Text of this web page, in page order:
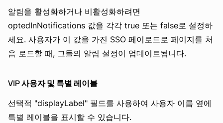
알림을 활성화하거나 비활성화하려면
optedInNotifications 값을 각각 true 또는 false로 설정하
세요. 사용자가 이 값을 가진 SSO 페이로드로 페이지를 처
음 로드할 때, 그들의 알림 설정이 업데이트됩니다.
VIP 사용자 및 특별 레이블
선택적 "displayLabel" 필드를 사용하여 사용자 이름 옆에
특별 레이블을 표시할 수 있습니다.